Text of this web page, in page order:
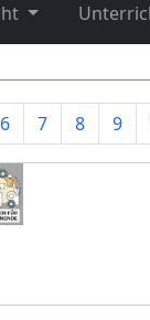
6 7 8 9